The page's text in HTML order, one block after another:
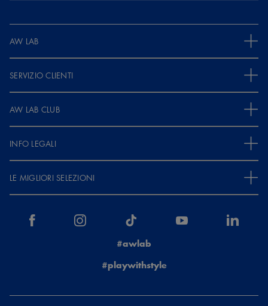
AW LAB
SERVIZIO CLIENTI
AW LAB CLUB
INFO LEGALI
LE MIGLIORI SELEZIONI
#awlab
#playwithstyle